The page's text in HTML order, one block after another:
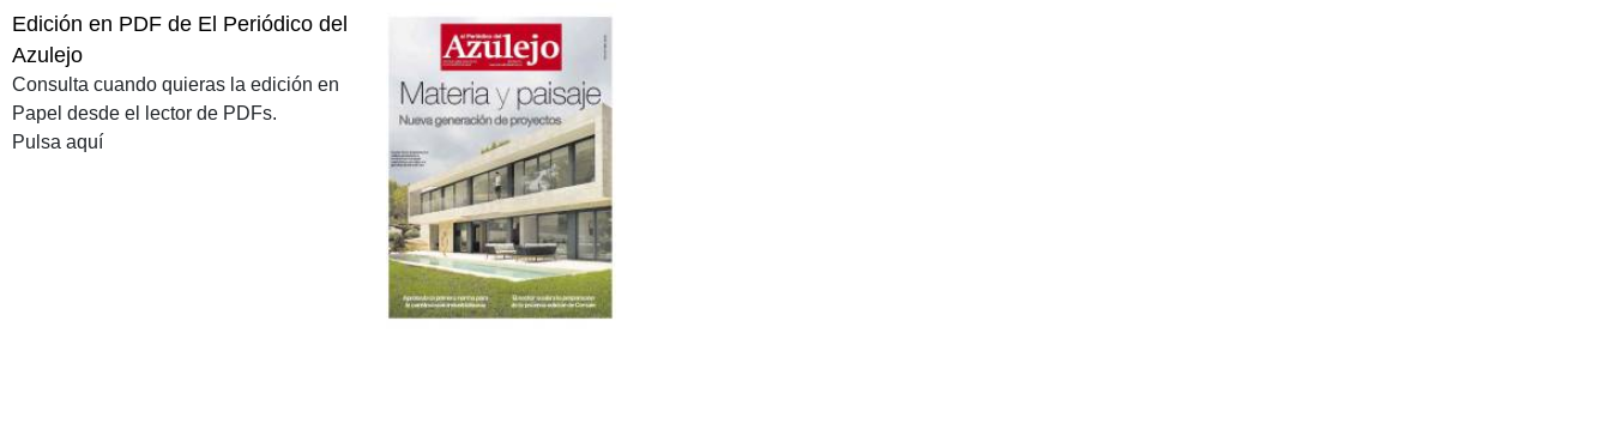
Edición en PDF de El Periódico del
Azulejo
Consulta cuando quieras la edición en
Papel desde el lector de PDFs.
Pulsa aquí